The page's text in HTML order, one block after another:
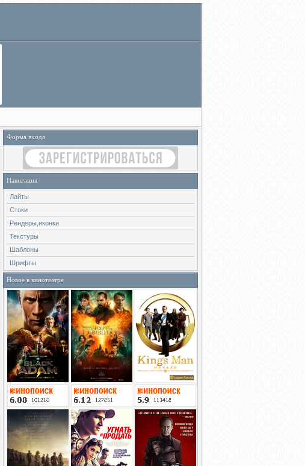
Форма входа
Навигация
Лайты
Стоки
Рендеры,иконки
Текстуры
Шаблоны
Шрифты
Новое в кинотеатре